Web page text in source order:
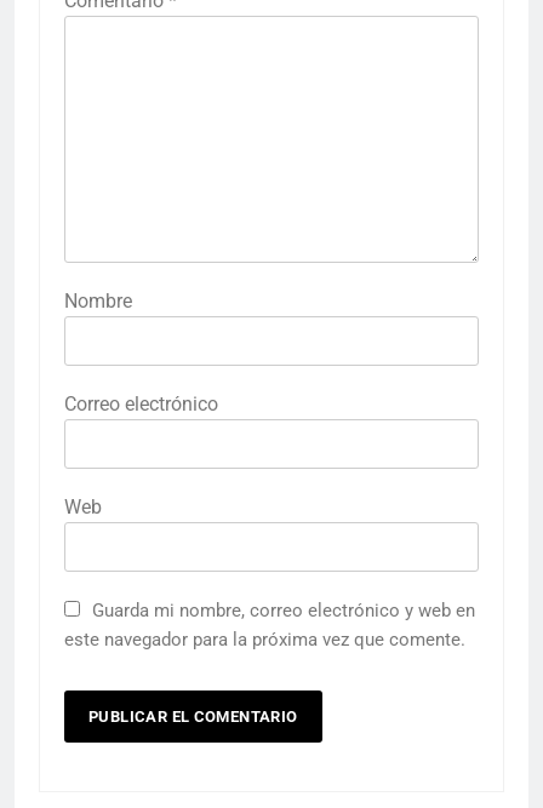
Nombre
Correo electrónico
Web
Guarda mi nombre, correo electrónico y web en
este navegador para la próxima vez que comente.